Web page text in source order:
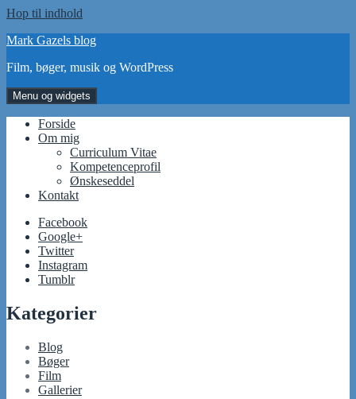
Hop til indhold
Mark Gazels blog
Film, bøger, musik og WordPress
Menu og widgets
Forside
Om mig
Curriculum Vitae
Kompetenceprofil
Ønskeseddel
Kontakt
Facebook
Google+
Twitter
Instagram
Tumblr
Kategorier
Blog
Bøger
Film
Gallerier